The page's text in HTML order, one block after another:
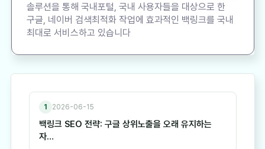
솔루션을 통해 국내포털, 국내 사용자들을 대상으로 한
구글, 네이버 검색최적화 작업에 효과적인 백링크를 국내
최대로 서비스하고 있습니다
1 2026-06-15
백링크 SEO 전략: 구글 상위노출을 오래 유지하는
자…